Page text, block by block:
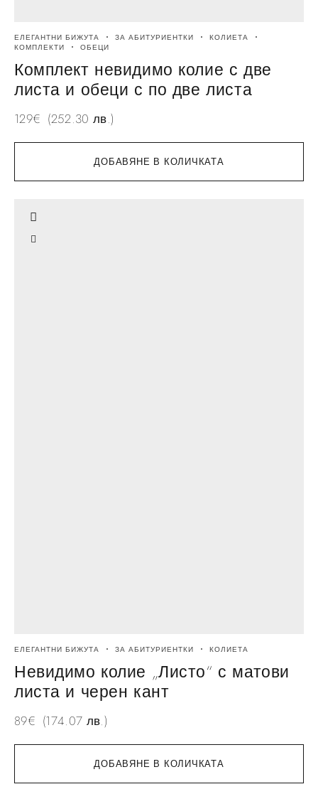
ДОБАВЯНЕ В КОЛИЧКАТА
ЕЛЕГАНТНИ БИЖУТА ЗА АБИТУРИЕНТКИ
КОЛИЕТА
КОМПЛЕКТИ
ОБЕЦИ
Комплект невидимо колие с две
листа и обеци с по две листа
129€ (252.30 лв.)
ДОБАВЯНЕ В КОЛИЧКАТА
ЕЛЕГАНТНИ БИЖУТА ЗА АБИТУРИЕНТКИ КОЛИЕТА
Невидимо колие „Листо“ с матови
листа и черен кант
89€ (174.07 лв.)